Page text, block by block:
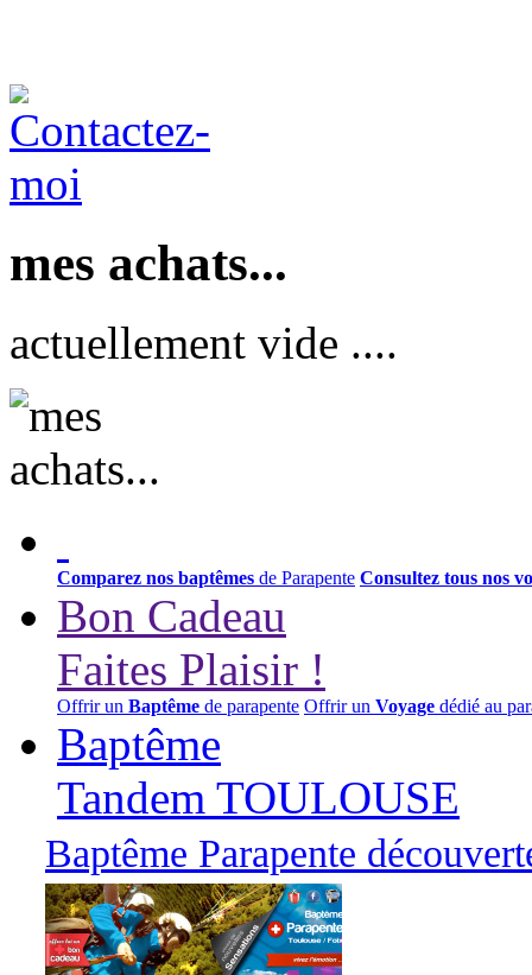
mes achats...
actuellement vide ....
Comparez nos baptêmes de Parapente Consultez tous nos
Bon Cadeau
Faites Plaisir !
Offrir un Baptême de parapente Offrir un Voyage dédié au
Baptême
Tandem TOULOUSE
Baptême Parapente